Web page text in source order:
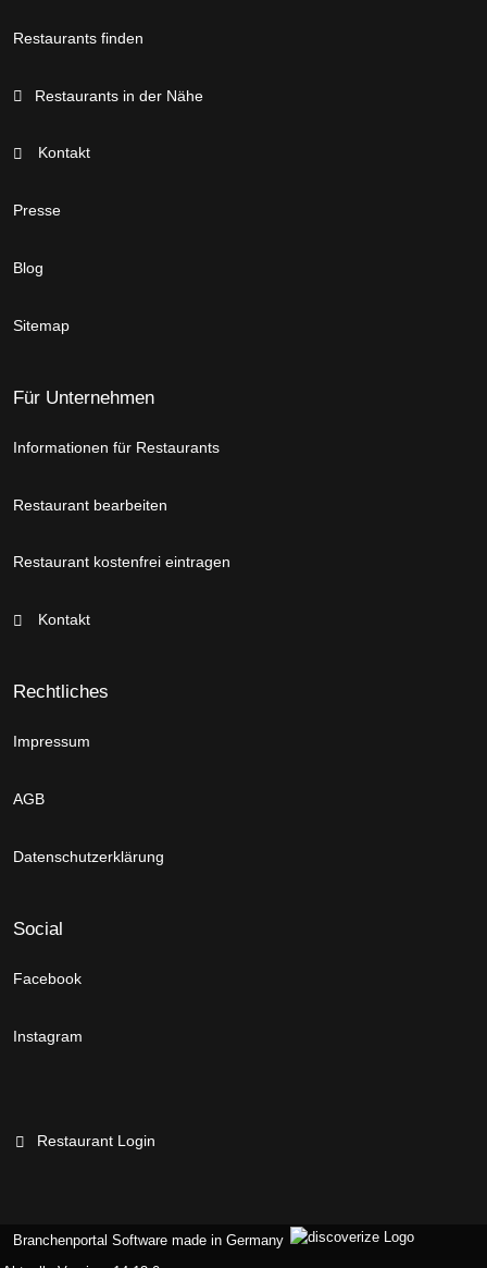
Restaurants finden
Restaurants in der Nähe
Kontakt
Presse
Blog
Sitemap
Für Unternehmen
Informationen für Restaurants
Restaurant bearbeiten
Restaurant kostenfrei eintragen
Kontakt
Rechtliches
Impressum
AGB
Datenschutzerklärung
Social
Facebook
Instagram
Restaurant Login
Branchenportal Software made in Germany